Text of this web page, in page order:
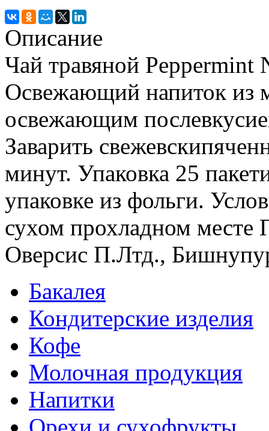
Описание
Чай травяной Peppermint
Освежающий напиток из
освежающим
Заварить
минут. Упаковка 25
упаковке из фольги.
сухом прохладном
Оверсис П.Лтд.,
Бакалея
Кондитерские изделия
Кофе
Молочная продукция
Напитки